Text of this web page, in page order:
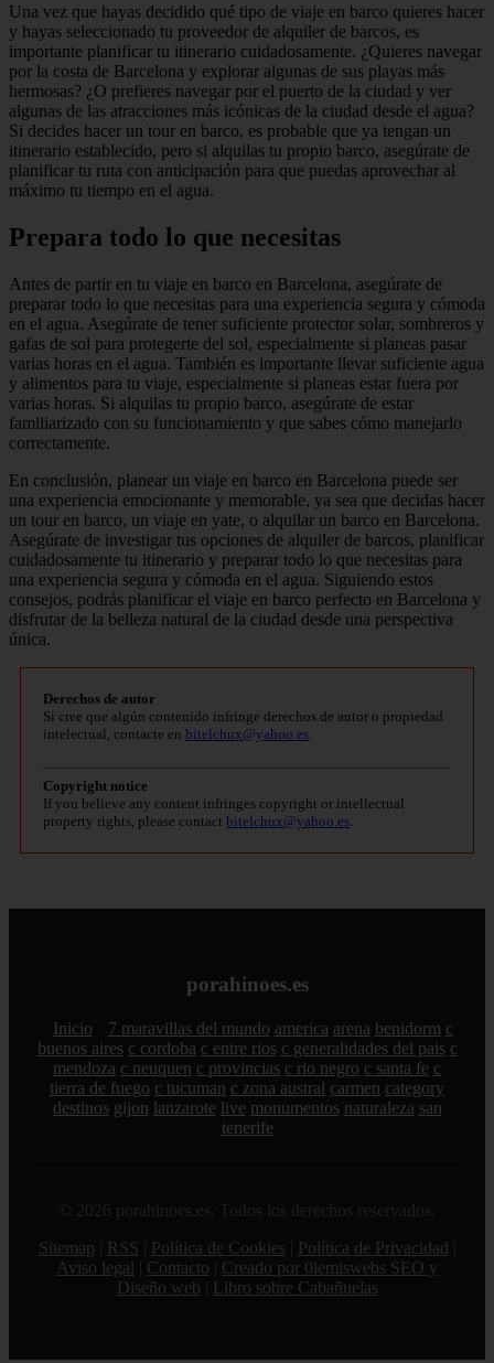
Una vez que hayas decidido qué tipo de viaje en barco quieres hacer
y hayas seleccionado tu proveedor de alquiler de barcos, es
importante planificar tu itinerario cuidadosamente. ¿Quieres navegar
por la costa de Barcelona y explorar algunas de sus playas más
hermosas? ¿O prefieres navegar por el puerto de la ciudad y ver
algunas de las atracciones más icónicas de la ciudad desde el agua?
Si decides hacer un tour en barco, es probable que ya tengan un
itinerario establecido, pero si alquilas tu propio barco, asegúrate de
planificar tu ruta con anticipación para que puedas aprovechar al
máximo tu tiempo en el agua.
Prepara todo lo que necesitas
Antes de partir en tu viaje en barco en Barcelona, asegúrate de
preparar todo lo que necesitas para una experiencia segura y cómoda
en el agua. Asegúrate de tener suficiente protector solar, sombreros y
gafas de sol para protegerte del sol, especialmente si planeas pasar
varias horas en el agua. También es importante llevar suficiente agua
y alimentos para tu viaje, especialmente si planeas estar fuera por
varias horas. Si alquilas tu propio barco, asegúrate de estar
familiarizado con su funcionamiento y que sabes cómo manejarlo
correctamente.
En conclusión, planear un viaje en barco en Barcelona puede ser
una experiencia emocionante y memorable, ya sea que decidas hacer
un tour en barco, un viaje en yate, o alquilar un barco en Barcelona.
Asegúrate de investigar tus opciones de alquiler de barcos, planificar
cuidadosamente tu itinerario y preparar todo lo que necesitas para
una experiencia segura y cómoda en el agua. Siguiendo estos
consejos, podrás planificar el viaje en barco perfecto en Barcelona y
disfrutar de la belleza natural de la ciudad desde una perspectiva
única.
Derechos de autor
Si cree que algún contenido infringe derechos de autor o propiedad
intelectual, contacte en bitelchux@yahoo.es
Copyright notice
If you believe any content infringes copyright or intellectual
property rights, please contact bitelchux@yahoo.es
porahinoes.es
Inicio 7 maravillas del mundo america arena benidorm c
buenos aires c cordoba c entre rios c generalidades del pais c
mendoza c neuquen c provincias c rio negro c santa fe c
tierra de fuego c tucuman c zona austral carmen category
destinos gijon lanzarote live monumentos naturaleza san
tenerife
© 2026 porahinoes.es. Todos los derechos reservados.
Sitemap
RSS Política de Cookies Política de Privacidad
Aviso legal
Contacto
Creado por 0lemiswebs SEO y
Diseño web
Libro sobre Cabañuelas